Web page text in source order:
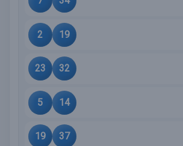
2 19
23 32
5 14
19 37